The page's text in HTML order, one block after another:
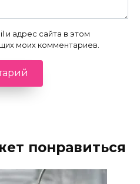
и адрес сайта в этом
моих комментариев.
понравиться